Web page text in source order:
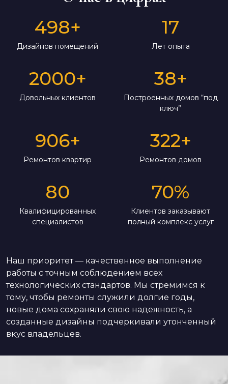
498+
Дизайнов помещений
17
Лет опыта
2000+
Довольных клиентов
38+
Построенных домов “под
ключ”
906+
Ремонтов квартир
322+
Ремонтов домов
80
Квалифицированных
специалистов
70%
Клиентов заказывают
полный комплекс услуг
Наш приоритет — качественное выполнение
работы с точным соблюдением всех
технологических стандартов. Мы стремимся к
тому, чтобы ремонты служили долгие годы,
новые дома сохраняли свою надежность, а
созданные дизайны подчеркивали утонченный
вкус владельцев.